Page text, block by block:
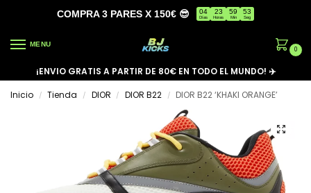
COMPRA 3 PARES X 150€ 😎 04
Días
23
Horas
59
Min
53
Seg
MENU
0
¡ENVIO GRATIS A PARTIR DE 80€ EN TODO EL MUNDO! ✈️
Inicio
/ Tienda / DIOR / DIOR B22 / DIOR B22 ‘KHAKI ORANGE’